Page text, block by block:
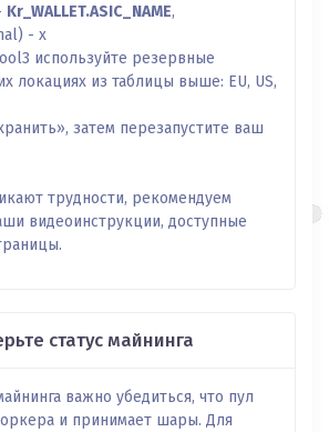
Kr_WALLET.ASIC_NAME,
- x
используйте резервные
локациях из таблицы выше: EU, US,
затем перезапустите ваш
трудности, рекомендуем
видеоинструкции, доступные
статус майнинга
важно убедиться, что пул
и принимает шары. Для